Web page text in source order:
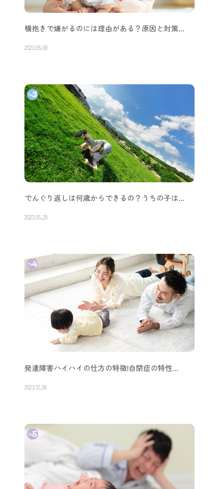
横抱きで嫌がるのには理由がある？原因と対策…
2023.05.08
でんぐり返しは何歳からできるの？うちの子は…
2023.05.29
発達障害ハイハイの仕方の特徴|自閉症の特性…
2023.12.28